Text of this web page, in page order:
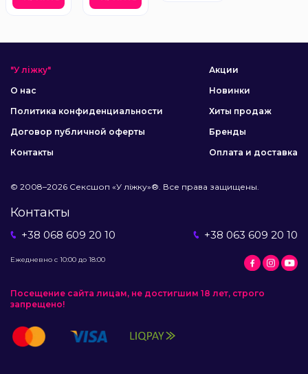
"У ліжку"
О нас
Политика конфиденциальности
Договор публичной оферты
Контакты
Акции
Новинки
Хиты продаж
Бренды
Оплата и доставка
© 2008–2026 Сексшоп «У ліжку»®. Все права защищены.
Контакты
+38 068 609 20 10 +38 063 609 20 10
Ежедневно с 10:00 до 18:00
Посещение сайта лицам, не достигшим 18 лет, строго
запрещено!